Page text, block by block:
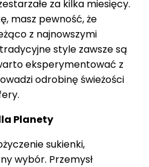
za kilka miesięcy.
masz pewność, że
z najnowszymi
style zawsze są
eksperymentować z
odrobinę świeżości
Planety
sukienki,
wybór. Przemysł